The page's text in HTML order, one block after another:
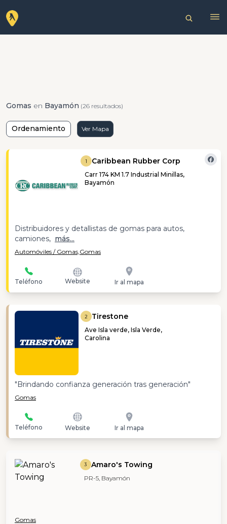
Gomas en Bayamón (26 resultados)
Ordenamiento Ver Mapa
1 Caribbean Rubber Corp
Carr 174 KM 1.7 Industrial Minillas,
Bayamón
Distribuidores y detallistas de gomas para autos,
camiones, más...
Automóviles / Gomas,Gomas
Teléfono Website Ir al mapa
2 Tirestone
Ave Isla verde, Isla Verde,
Carolina
"Brindando confianza generación tras generación"
Gomas
Teléfono Website Ir al mapa
3 Amaro's Towing
PR-5, Bayamón
Gomas